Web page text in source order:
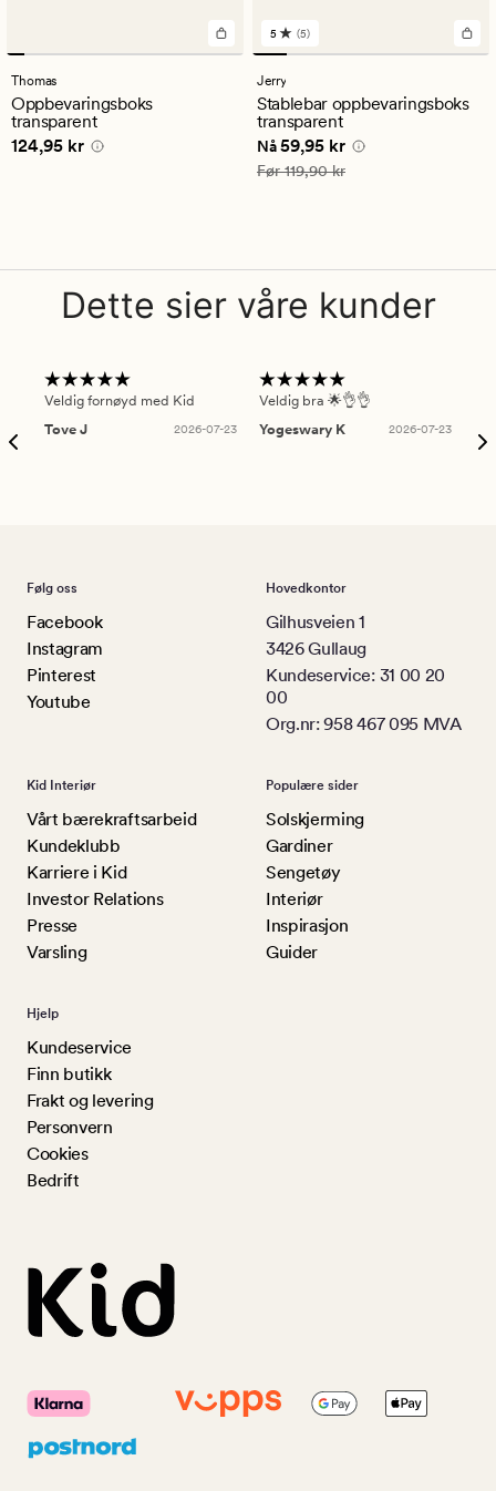
Thomas
Oppbevaringsboks
transparent
Pris 124,95 kr
124,95 kr
5
anmeldelser
med
en
gjennomsnittlig
vurdering
på
5
5 (5)
Jerry
Stablebar oppbevaringsboks
transparent
Nåværende pris
Nå59,95 kr
Vanlig pris 119,90 kr
Før119,90 kr
Dette sier våre kunder
Veldig fornøyd med Kid
Tove J
2026-07-23
Veldig bra 🌟👌👌
Yogeswary K
2026-07-23
Følg oss
Facebook
Instagram
Pinterest
Youtube
Hovedkontor
Gilhusveien 1
3426 Gullaug
Kundeservice: 31 00 20
00
Org.nr: 958 467 095 MVA
Kid Interiør
Vårt bærekraftsarbeid
Kundeklubb
Karriere i Kid
Investor Relations
Presse
Varsling
Populære sider
Solskjerming
Gardiner
Sengetøy
Interiør
Inspirasjon
Guider
Hjelp
Kundeservice
Finn butikk
Frakt og levering
Personvern
Cookies
Bedrift